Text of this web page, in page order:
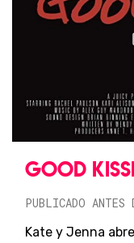
GOOD
PUBLICADO ANTES
Kate y Jenna